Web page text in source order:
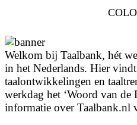
Welkom bij Taalbank, hét
in het Nederlands. Hier
taalontwikkelingen en
werkdag het ‘Woord van de
informatie over Taalbank.nl